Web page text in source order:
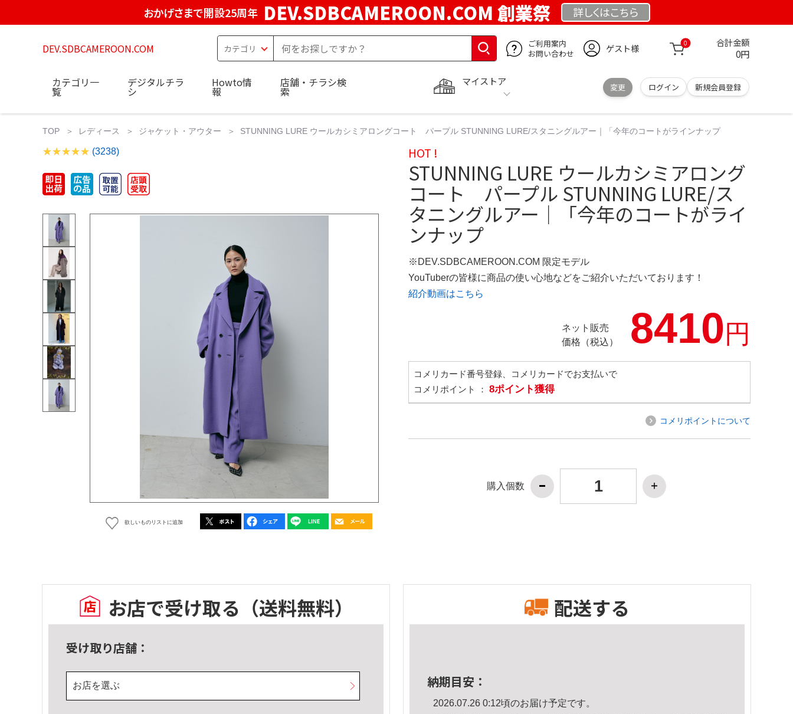
おかげさまで開設25周年 DEV.SDBCAMEROON.COM 創業祭 詳しくはこちら
DEV.SDBCAMEROON.COM
ご利用案内
お問い合わせ
ゲスト様 0 合計金額
0円
マイストア
変更 ログイン 新規会員登録
カテゴリ一
覧
デジタルチラ
シ
Howto情
報
店舗・チラシ検
索
TOP レディース ジャケット・アウター STUNNING LURE ウールカシミアロングコート パープル STUNNING LURE/スタニングルアー｜「今年のコートがラインナップ
(3238)
欲しいものリストに追加
HOT !
STUNNING LURE ウールカシミアロング
コート パープル STUNNING LURE/ス
タニングルアー｜「今年のコートがライ
ンナップ
※DEV.SDBCAMEROON.COM 限定モデル
YouTuberの皆様に商品の使い心地などをご紹介いただいております！
紹介動画はこちら
ネット販売
価格（税込）
8410円
コメリカード番号登録、コメリカードでお支払いで
コメリポイント ： 8ポイント獲得
コメリポイントについて
購入個数
お店で受け取る （送料無料）
受け取り店舗：
お店を選ぶ
配送する
納期目安：
2026.07.26 0:12頃のお届け予定です。